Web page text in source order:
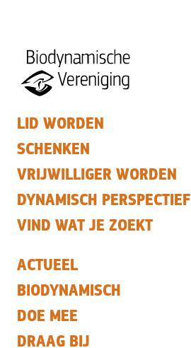
LID WORDEN
SCHENKEN
VRIJWILLIGER WORDEN
DYNAMISCH PERSPECTIEF
VIND WAT JE ZOEKT
ACTUEEL
BIODYNAMISCH
DOE MEE
DRAAG BIJ